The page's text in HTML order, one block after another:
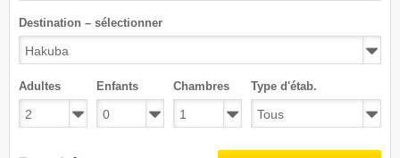
Destination – sélectionner
Adultes Enfants Chambres Type d'étab.